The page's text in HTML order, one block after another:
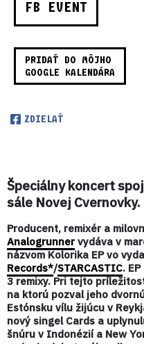
FB EVENT
PRIDAŤ DO MÔJHO
GOOGLE KALENDÁRA
ZDIELAŤ
Špeciálny koncert
sále Novej Cvernovky.
Producent, remixér a
Analogrunnervydáva v
názvom Kolorika EP vo
Records*/STARCASTIC.
3 remixy. Pri tejto
na ktorú pozval jeho
Estónsku vílu žijúcu v
nový singel Cards a
šnúru v Indonézií a New